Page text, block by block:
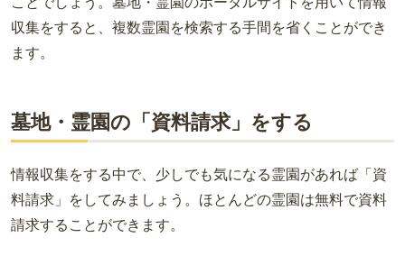
収集をすると、複数霊園を検索する手間を省くことができ
ます。
墓地・霊園の「資料請求」をする
情報収集をする中で、少しでも気になる霊園があれば「資
料請求」をしてみましょう。ほとんどの霊園は無料で資料
請求することができます。